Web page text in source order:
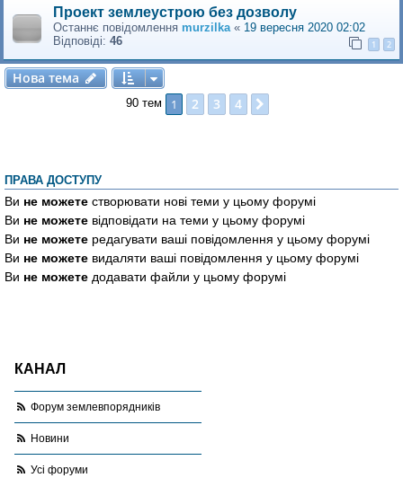
Проект землеустрою без дозволу
Останнє повідомлення murzilka « 19 вересня 2020 02:02
Відповіді: 46 1 2
Нова тема
Нова тема
90 тем 1 2 3 4
ПРАВА ДОСТУПУ
Ви не можете створювати нові теми у цьому форумі
Ви не можете відповідати на теми у цьому форумі
Ви не можете редагувати ваші повідомлення у цьому форумі
Ви не можете видаляти ваші повідомлення у цьому форумі
Ви не можете додавати файли у цьому форумі
КАНАЛ
Форум землевпорядників
Новини
Усі форуми